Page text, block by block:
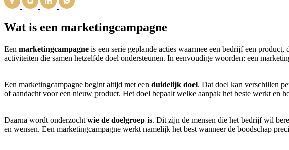
Wat is een marketingcampagne
Een marketingcampagne is een serie geplande acties waarmee een bedrijf een
activiteiten die samen hetzelfde doel ondersteunen. In eenvoudige woorden: een
Een marketingcampagne begint altijd met een duidelijk doel. Dat doel kan verschillen
of aandacht voor een nieuw product. Het doel bepaalt welke aanpak het beste werkt en
Daarna wordt onderzocht wie de doelgroep is. Dit zijn de mensen die het bedrijf wil
en wensen. Een marketingcampagne werkt namelijk het best wanneer de boodschap